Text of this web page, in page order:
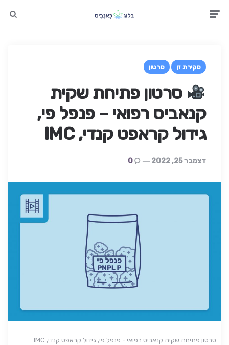
סרטון פתיחת שקית קנאביס רפואי - פנפל פי, גידול קראפט קנדי, IMC
סקירת זן סרטון
סרטון פתיחת שקית
קנאביס רפואי – פנפל פי,
גידול קראפט קנדי, IMC
דצמבר 25, 2022 0